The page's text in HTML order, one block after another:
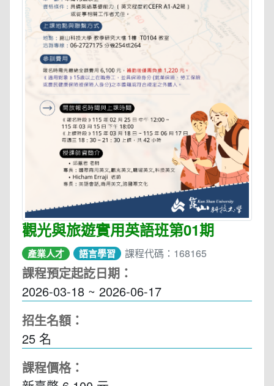
觀光與旅遊實用英語班第01期
產業人才 語言學習 課程代碼：168165
課程預定起訖日期：
2026-03-18 ~ 2026-06-17
招生名額：
25 名
課程價格：